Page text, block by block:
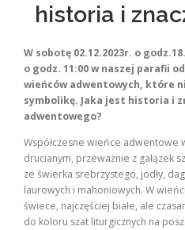
historia i
W sobotę 02.12.2023r. o
o godz. 11:00 w naszej parafii
wieńców adwentowych, które
symbolikę. Jaka jest historia i
adwentowego?
Współczesne wieńce adwentowe
drucianym, przeważnie z gałązek
ze świerka srebrzystego, jodły,
laurowych i mahoniowych. W
świece, najczęściej białe, ale
do koloru szat liturgicznych na